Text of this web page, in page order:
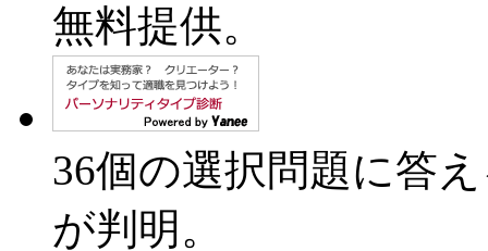
無料提供。
36個の選択問題に答
が判明。